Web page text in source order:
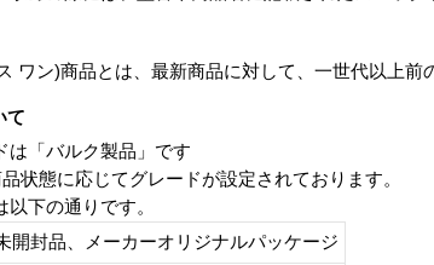
ワン)商品とは、最新商品に対して、一世代以上前
て
は「バルク製品」です
状態に応じてグレードが設定されております。
下の通りです。
開封品、メーカーオリジナルパッケージ